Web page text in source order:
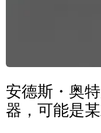
安德斯・奥
器，可能是